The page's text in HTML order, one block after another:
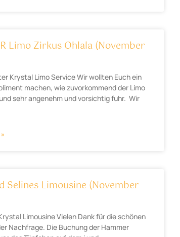
Limo Zirkus Ohlala (November
Krystal Limo Service Wir wollten Euch ein
machen, wie zuvorkommend der Limo
sehr angenehm und vorsichtig fuhr. Wir
Selines Limousine (November
Limousine Vielen Dank für die schönen
Nachfrage. Die Buchung der Hammer